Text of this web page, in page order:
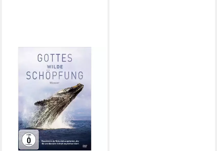
DVD Gottes wilde Schöpfung:
Wasser (DVD)
in 8-10 Werktagen bei dir